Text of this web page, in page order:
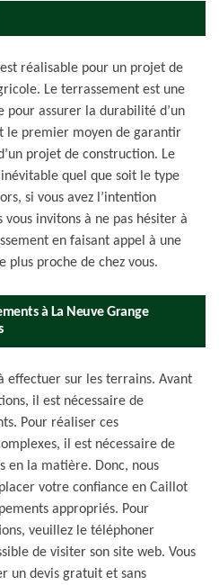
réalisable pour un projet de
Le terrassement est une
pour assurer la durabilité d’un
le premier moyen de garantir
projet de construction. Le
quel que soit le type
si vous avez l’intention
invitons à ne pas hésiter à
en faisant appel à une
plus proche de chez vous.
à La Neuve Grange
effectuer sur les terrains. Avant
il est nécessaire de
Pour réaliser ces
il est nécessaire de
en la matière. Donc, nous
votre confiance en Caillot
appropriés. Pour
veuillez le téléphoner
de visiter son site web. Vous
un devis gratuit et sans